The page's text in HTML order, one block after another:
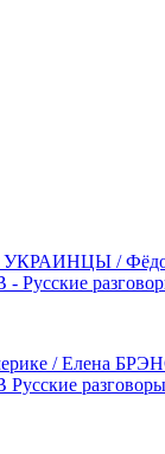
/
/ Елена
разговоры